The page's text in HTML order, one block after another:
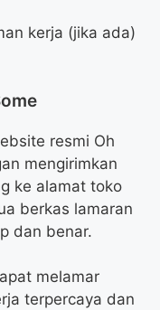
kerja (jika ada)
resmi Oh
mengirimkan
ke alamat toko
berkas lamaran
dan benar.
melamar
terpercaya dan